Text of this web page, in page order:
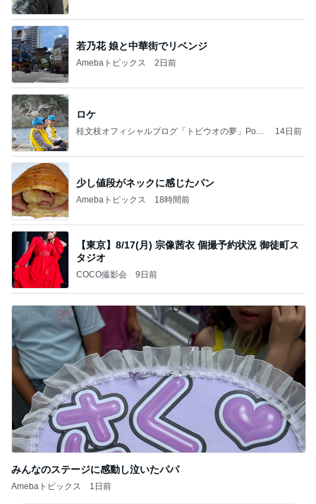
若乃花 娘と中華街でリベンジ
Amebaトピックス 2日前
ロケ
桂文枝オフィシャルブログ「トビウオの夢」Pow
14日前
少し値段がネックに感じたパン
Amebaトピックス 18時間前
【東京】8/17(月) 宗像茜衣 個撮予約状況 御徒町ス
タジオ
COCO撮影会 9日前
みんなのステージに感動し泣いたパパ
Amebaトピックス 1日前